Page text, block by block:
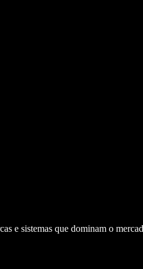
e sistemas que dominam o